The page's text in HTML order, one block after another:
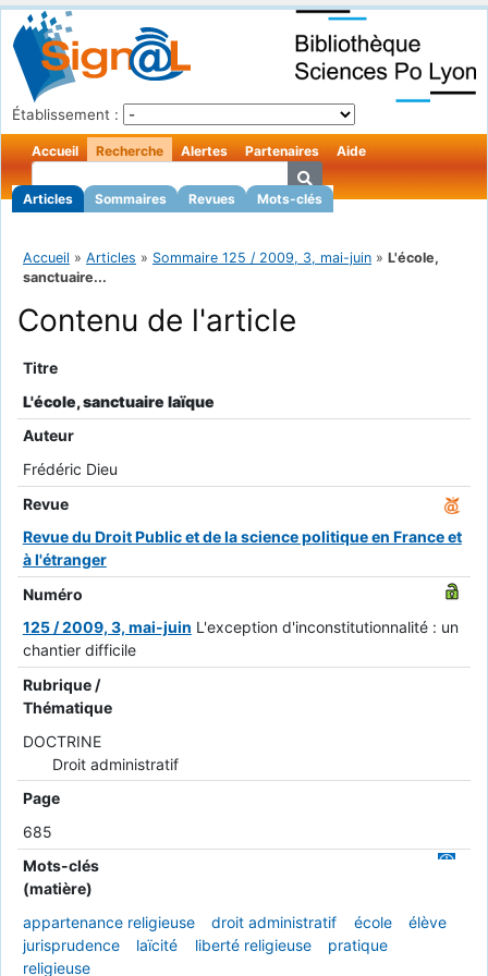
Établissement :
Accueil Recherche
Articles Sommaires Revues Mots-clés
Alertes Partenaires Aide
Accueil » Articles » Sommaire 125 / 2009, 3, mai-juin » L'école,
sanctuaire...
Contenu de l'article
Titre
L'école, sanctuaire laïque
Auteur
Frédéric Dieu
Revue
Revue du Droit Public et de la science politique en France et
à l'étranger
Numéro
125 / 2009, 3, mai-juin L'exception d'inconstitutionnalité : un
chantier difficile
Rubrique /
Thématique
DOCTRINE
Droit administratif
Page
685
Mots-clés
(matière)
appartenance religieuse
droit administratif école
élève
jurisprudence
laïcité liberté religieuse
pratique
religieuse